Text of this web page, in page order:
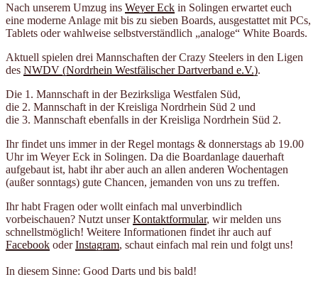
Nach unserem Umzug ins Weyer Eck in Solingen erwartet euch
eine moderne Anlage mit bis zu sieben Boards, ausgestattet mit PCs,
Tablets oder wahlweise selbstverständlich „analoge“ White Boards.
Aktuell spielen drei Mannschaften der Crazy Steelers in den Ligen
des NWDV (Nordrhein Westfälischer Dartverband e.V.).
Die 1. Mannschaft in der Bezirksliga Westfalen Süd,
die 2. Mannschaft in der Kreisliga Nordrhein Süd 2 und
die 3. Mannschaft ebenfalls in der Kreisliga Nordrhein Süd 2.
Ihr findet uns immer in der Regel montags & donnerstags ab 19.00
Uhr im Weyer Eck in Solingen. Da die Boardanlage dauerhaft
aufgebaut ist, habt ihr aber auch an allen anderen Wochentagen
(außer sonntags) gute Chancen, jemanden von uns zu treffen.
Ihr habt Fragen oder wollt einfach mal unverbindlich
vorbeischauen? Nutzt unserKontaktformular, wir melden uns
schnellstmöglich! Weitere Informationen findet ihr auch auf
Facebook oderInstagram, schaut einfach mal rein und folgt uns!
In diesem Sinne: Good Darts und bis bald!